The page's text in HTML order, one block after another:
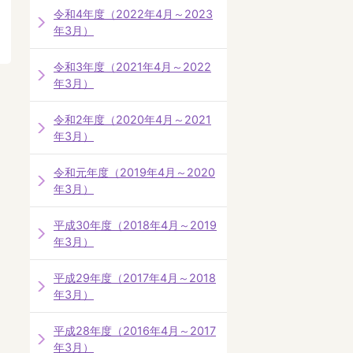
令和4年度（2022年4月～2023
年3月）
令和3年度（2021年4月～2022
年3月）
令和2年度（2020年4月～2021
年3月）
令和元年度（2019年4月～2020
年3月）
平成30年度（2018年4月～2019
年3月）
平成29年度（2017年4月～2018
年3月）
平成28年度（2016年4月～2017
年3月）